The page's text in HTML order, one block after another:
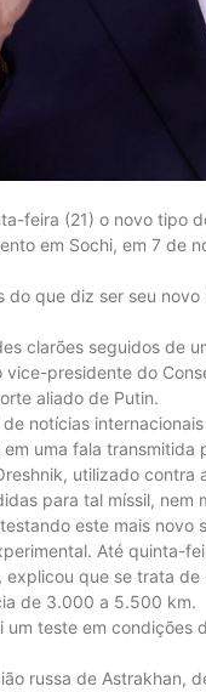
feira (21) o novo tipo
em Sochi, em 7 de
do que diz ser seu
clarões seguidos de
presidente do
aliado de Putin.
notícias
uma fala
utilizado
para tal míssil,
este mais novo
Até quinta-
que se trata
de 3.000 a 5.500 km.
um teste em
russa de Astrakhan,